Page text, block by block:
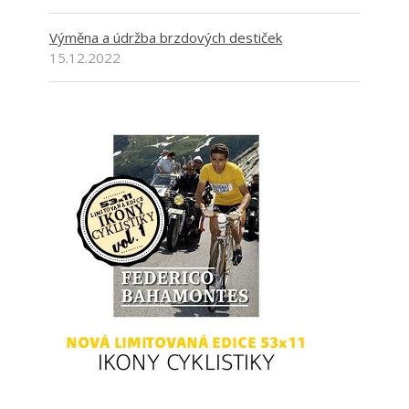
Výměna a údržba brzdových destiček
15.12.2022